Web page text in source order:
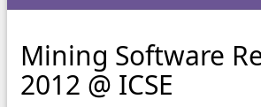
Mining Software
2012 @ ICSE